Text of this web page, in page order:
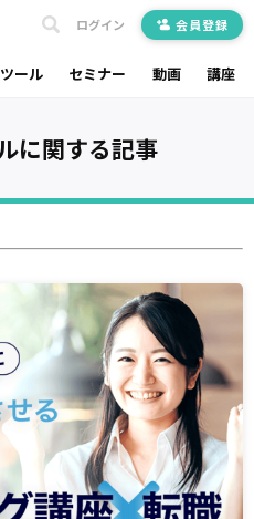
ツール セミナー 動画 講座
ログイン 会員登録
に関する記事